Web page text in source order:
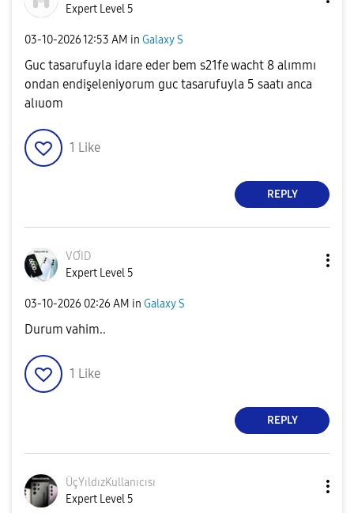
Expert Level 5
‎03-10-202612:53 AM in Galaxy S
Guc tasarufuyla idare eder bem s21fe wacht 8 alımmı
ondan endişeleniyorum guc tasarufuyla 5 saatı anca
alıuom
1 Like
REPLY
VƠID
Expert Level 5
‎03-10-2026 02:26 AM in Galaxy S
Durum vahim..
1 Like
REPLY
ÜçYıldızKullanıcısı
Expert Level 5